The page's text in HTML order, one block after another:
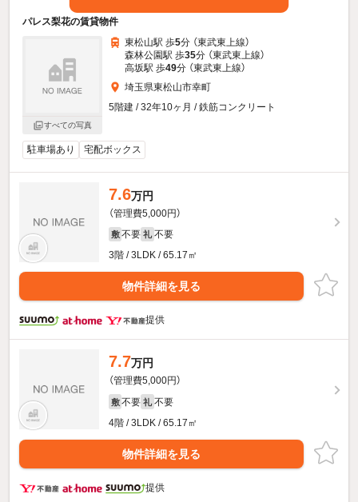
パレス梨花の賃貸物件
すべての写真
東松山駅 歩5分 （東武東上線）
森林公園駅 歩35分 （東武東上線）
高坂駅 歩49分 （東武東上線）
埼玉県東松山市幸町
5階建 / 32年10ヶ月 / 鉄筋コンクリート
駐車場あり 宅配ボックス
7.6万円
（管理費5,000円）
敷 不要 礼 不要
3階 / 3LDK / 65.17㎡
物件詳細を見る
提供
7.7万円
（管理費5,000円）
敷 不要 礼 不要
4階 / 3LDK / 65.17㎡
物件詳細を見る
提供